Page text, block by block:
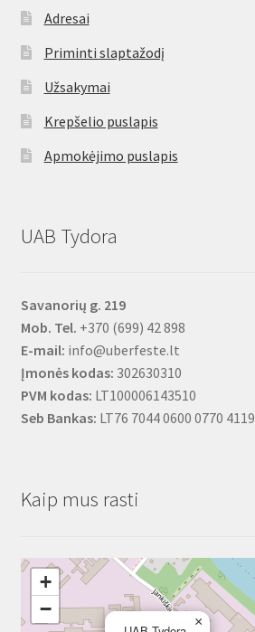
Adresai
Priminti slaptažodį
Užsakymai
Krepšelio puslapis
Apmokėjimo puslapis
UAB Tydora
Savanorių g. 219
Mob. Tel. +370 (699) 42 898
E-mail: info@uberfeste.lt
Įmonės kodas: 302630310
PVM kodas: LT100006143510
Seb Bankas: LT76 7044 0600 0770 4119
Kaip mus rasti
×
+
−